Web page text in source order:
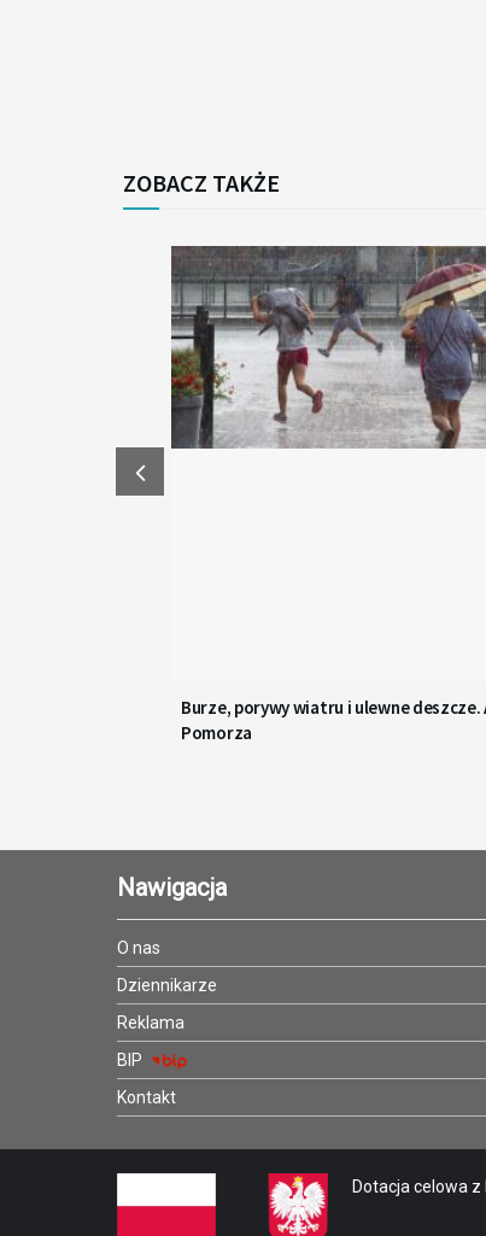
ZOBACZ TAKŻE
Burze, porywy wiatru i ulewne
Pomorza
Nawigacja
O nas
Dziennikarze
Reklama
BIP
Kontakt
Dotacja celowa